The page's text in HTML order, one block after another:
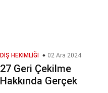
DIŞ HEKIMLIĞI 02 Ara 2024
27 Geri Çekilme
Hakkında Gerçek